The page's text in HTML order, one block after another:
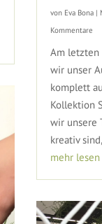
von Eva Bona|
Kommentare
Am letzten
wir unser
komplett
Kollektion
wir unsere
kreativ
mehr lesen